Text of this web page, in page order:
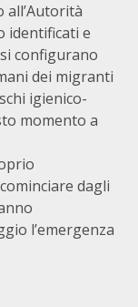
identificati e
configurano
dei migranti
igienico-
momento a
dagli
l’emergenza